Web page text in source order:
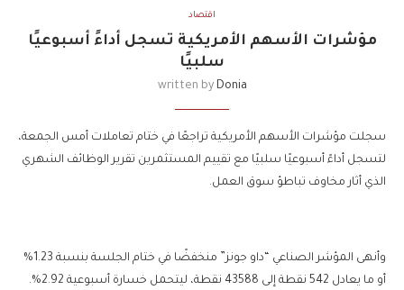
اقتصاد
مؤشرات الأسهم الأمريكية تسجل أداءً أسبوعيًا
سلبيًا
written by Donia
سجلت مؤشرات الأسهم الأمريكية تراجعًا في ختام تعاملات أمس الجمعة،
لتسجل أداءً أسبوعيًا سلبيًا مع تقييم المستثمرين تقرير الوظائف الشهري
الذي أثار مخاوف تباطؤ سوق العمل.
وأنهى المؤشر الصناعي “داو جونز” منخفضًا في ختام الجلسة بنسبة 1.23%
أو ما يعادل 542 نقطة إلى 43588 نقطة، ليتحمل خسارة أسبوعية 2.92%.